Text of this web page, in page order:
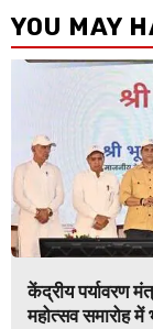
YOU MAY
केंद्रीय पर्यावरण
महोत्सव समारोह में